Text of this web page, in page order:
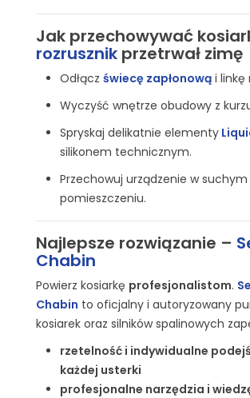
Jak przechowywać
rozrusznik przetrwał zimę
Odłącz świecę zapłonową i linkę
Wyczyść wnętrze obudowy z
Spryskaj delikatnie elementy
silikonem technicznym.
Przechowuj urządzenie w suchym
pomieszczeniu.
Najlepsze rozwiązanie –
Chabin
Powierz kosiarkę profesjonalistom.
Chabin to oficjalny i autoryzowany
kosiarek oraz silników spalinowych
rzetelność i indywidualne
każdej usterki
profesjonalne narzędzia i